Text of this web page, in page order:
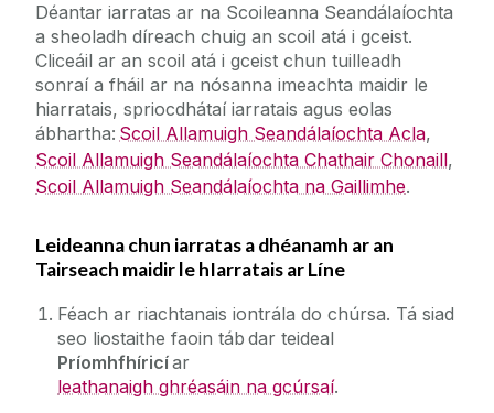
Déantar iarratas ar na Scoileanna Seandálaíochta
a sheoladh díreach chuig an scoil atá i gceist.
Cliceáil ar an scoil atá i gceist chun tuilleadh
sonraí a fháil ar na nósanna imeachta maidir le
hiarratais, spriocdhátaí iarratais agus eolas
ábhartha: Scoil Allamuigh Seandálaíochta Acla,
Scoil Allamuigh Seandálaíochta Chathair Chonaill,
Scoil Allamuigh Seandálaíochta na Gaillimhe.
Leideanna chun iarratas a dhéanamh ar an
Tairseach maidir le hIarratais ar Líne
Féach ar riachtanais iontrála do chúrsa. Tá siad
seo liostaithe faoin táb dar teideal
Príomhfhíricíar
leathanaigh ghréasáin na gcúrsaí.